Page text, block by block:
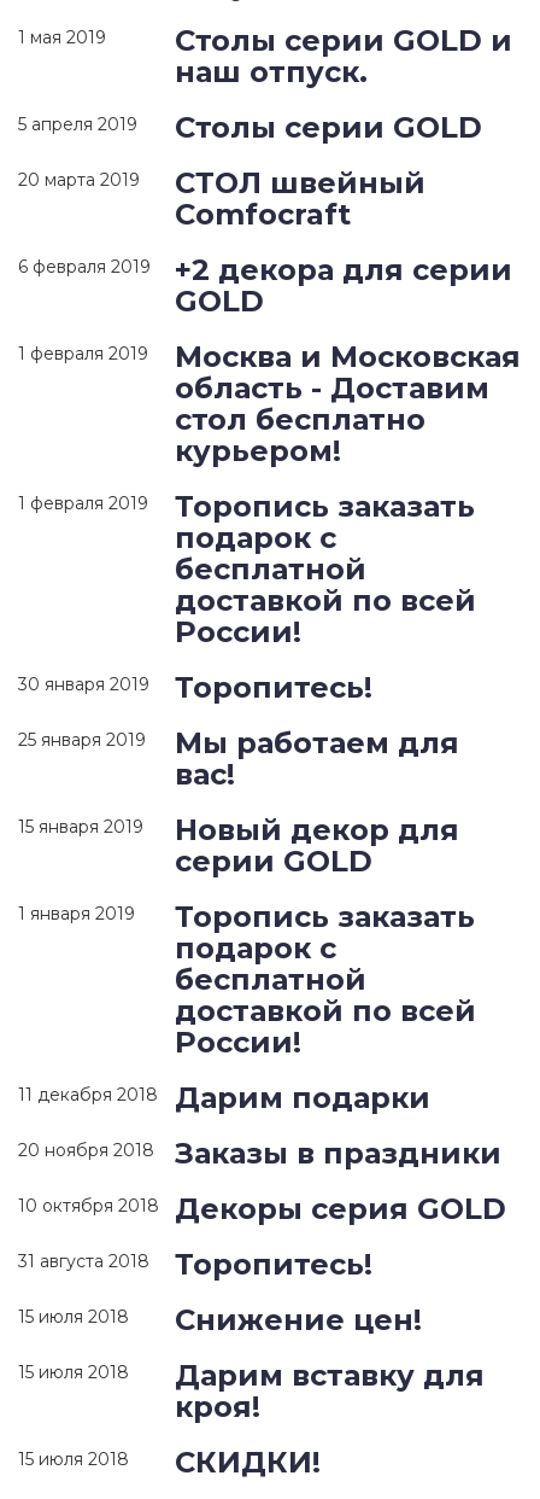
1 мая 2019
Столы серии GOLD и
наш отпуск.
5 апреля 2019 Столы серии GOLD
20 марта 2019
СТОЛ швейный
Comfocraft
6 февраля 2019
+2 декора для серии
GOLD
1 февраля 2019
Москва и Московская
область - Доставим
стол бесплатно
курьером!
1 февраля 2019
Торопись заказать
подарок с
бесплатной
доставкой по всей
России!
30 января 2019 Торопитесь!
25 января 2019
Мы работаем для
вас!
15 января 2019
Новый декор для
серии GOLD
1 января 2019
Торопись заказать
подарок с
бесплатной
доставкой по всей
России!
11 декабря 2018 Дарим подарки
20 ноября 2018 Заказы в праздники
10 октября 2018 Декоры серия GOLD
31 августа 2018 Торопитесь!
15 июля 2018 Снижение цен!
15 июля 2018
Дарим вставку для
кроя!
15 июля 2018 СКИДКИ!